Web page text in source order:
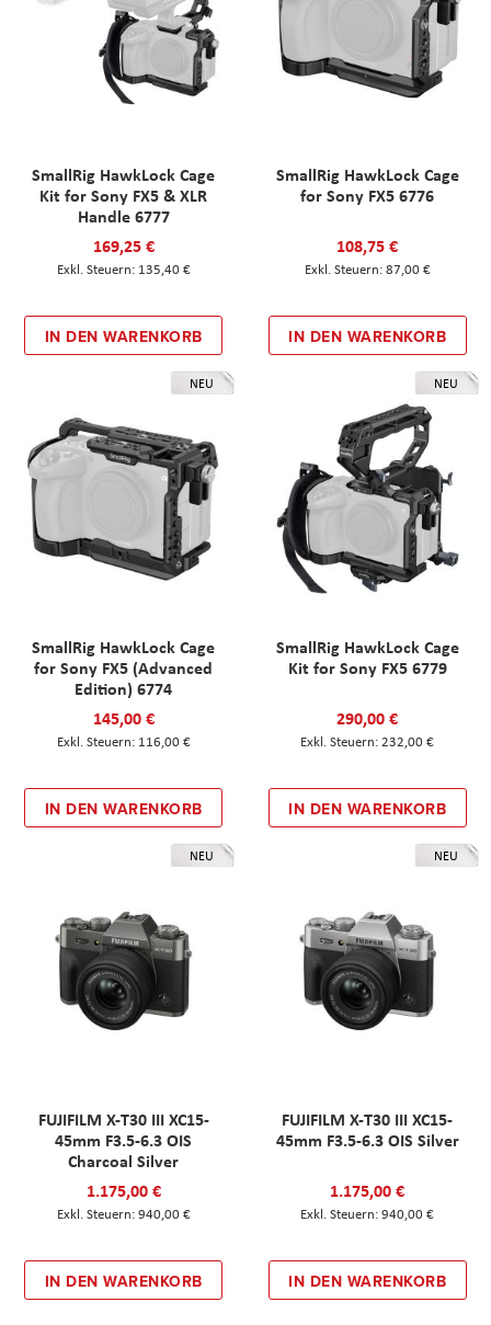
SmallRig HawkLock Cage
Kit for Sony FX5 & XLR
Handle 6777
169,25 €
135,40 €
IN DEN WARENKORB
SmallRig HawkLock Cage
for Sony FX5 6776
108,75 €
87,00 €
IN DEN WARENKORB
NEU
SmallRig HawkLock Cage
for Sony FX5 (Advanced
Edition) 6774
145,00 €
116,00 €
IN DEN WARENKORB
NEU
SmallRig HawkLock Cage
Kit for Sony FX5 6779
290,00 €
232,00 €
IN DEN WARENKORB
NEU
FUJIFILM X-T30 III XC15-
45mm F3.5-6.3 OIS
Charcoal Silver
1.175,00 €
940,00 €
IN DEN WARENKORB
NEU
FUJIFILM X-T30 III XC15-
45mm F3.5-6.3 OIS Silver
1.175,00 €
940,00 €
IN DEN WARENKORB